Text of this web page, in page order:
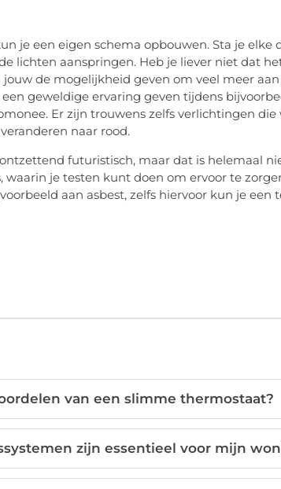
je een eigen schema opbouwen. Sta je elke
lichten aanspringen. Heb je liever niet dat
de mogelijkheid geven om veel meer
geweldige ervaring geven tijdens
Er zijn trouwens zelfs verlichtingen die
naar rood.
futuristisch, maar dat is helemaal
waarin je testen kunt doen om ervoor te
aan asbest, zelfs hiervoor kun je een
van een slimme thermostaat?
zijn essentieel voor mijn